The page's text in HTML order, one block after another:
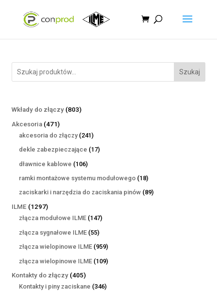
Szukaj
Wkłady do złączy 803803
Akcesoria 471471
produktów
akcesoria do złączy 241241
produktów
dekle zabezpieczające 1717
dławnice kablowe 106106
produktów
ramki montażowe systemu modułowego 1818
produktów
zaciskarki i narzędzia do zaciskania pinów 8989
ILME 12971297
produktów
złącza modułowe ILME 147147
złącza sygnałowe ILME 5555
produktów
złącza wielopinowe ILME 959959
produktów
złącza wielopinowe ILME 109109
Kontakty do złączy 405405
produktów
Kontakty i piny zaciskane 346346